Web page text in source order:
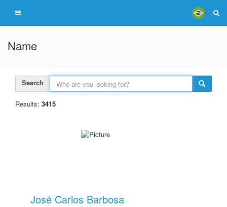
Name
Search
Results: 3415
José Carlos Barbosa